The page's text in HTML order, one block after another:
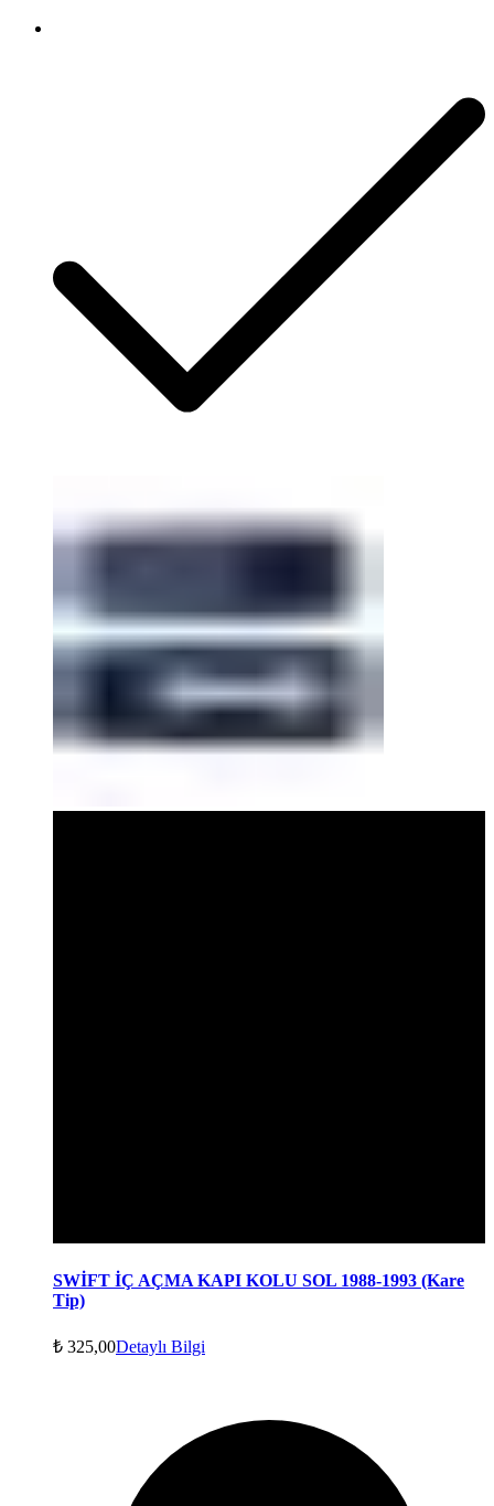
SWİFT İÇ AÇMA KAPI KOLU SOL 1988-1993 (Kare
Tip)
₺ 325,00Detaylı Bilgi